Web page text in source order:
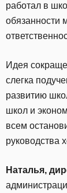
работал в
обязанности
Идея
слегка
развитию
школ и
всем
руководства
Наталья,